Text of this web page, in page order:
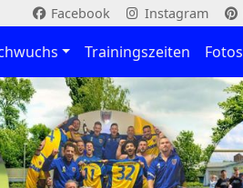
Facebook Instagram
Trainingszeiten Fotos